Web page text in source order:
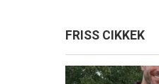
FRISS CIKKEK